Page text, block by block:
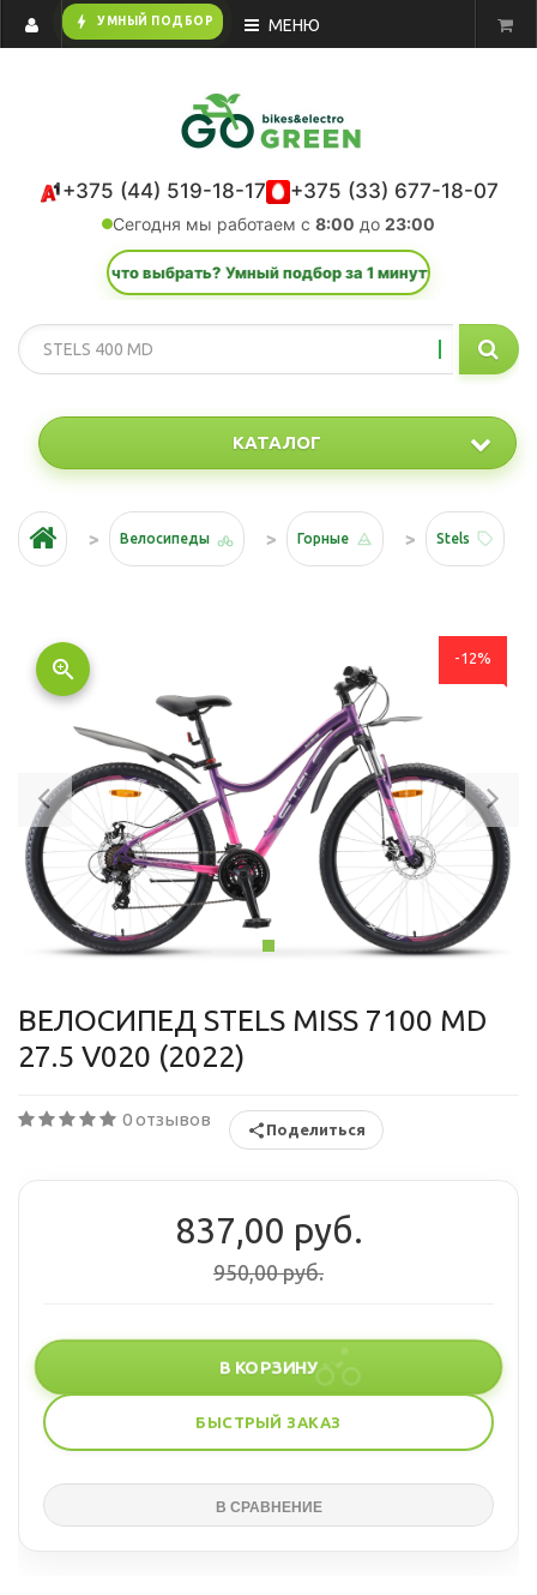
bolt УМНЫЙ ПОДБОР МЕНЮ
+375 (44) 519-18-17 +375 (33) 677-18-07
Сегодня мы работаем с 8:00 до 23:00
что выбрать? Умный подбор за 1 минуту.
КАТАЛОГ
Велосипеды Горные Stels
-12%
Previous
zoom_in
ВЕЛОСИПЕД STELS MISS 7100 MD
27.5 V020 (2022)
0 отзывов Поделиться
837,00 руб.
950,00 руб.
В КОРЗИНУ
БЫСТРЫЙ ЗАКАЗ